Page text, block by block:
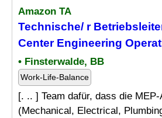
Amazon TA
Technische/ r
Center Engineering
• Finsterwalde, BB
Work-Life-Balance
[. .. ] Team dafür, dass die MEP-
(Mechanical, Electrical,